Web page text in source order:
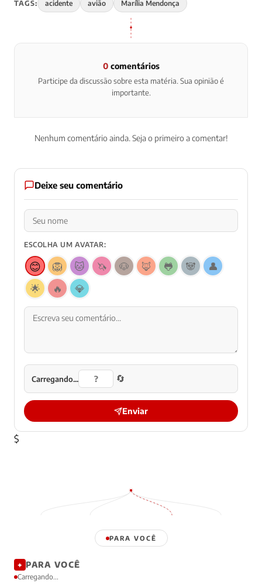
TAGS: acidente avião Marília Mendonça
0comentários
Participe da discussão sobre esta matéria. Sua opinião é
importante.
Nenhum comentário ainda. Seja o primeiro a comentar!
Deixe seu comentário
ESCOLHA UM AVATAR:
😊 🦁 🐱 🦄 🐶 🦊 🐸 🐼
👤
🌟
🔥 💎
Carregando... 🔄
Enviar
$
PARA VOCÊ
✦ PARA VOCÊ
Carregando...